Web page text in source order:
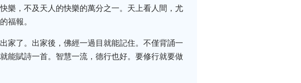
樂，不及天人的快樂的萬分之一。天上看人間，尤
福報。
家了。出家後，佛經一過目就能記住。不僅背誦一
能賦詩一首。智慧一流，德行也好。要修行就要做